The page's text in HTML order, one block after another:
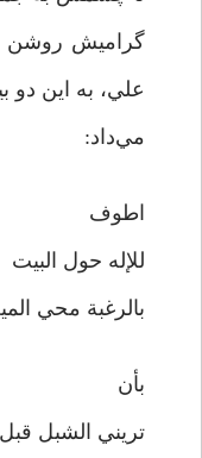
گراميش روشن و
علي، به اين
مي‌داد:
اطوف
للإله
بالرغبة محي
بأن
تريني